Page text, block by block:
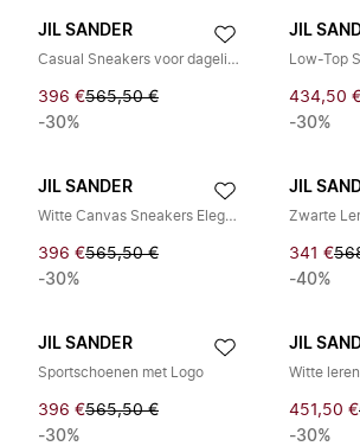
JIL SANDER
Casual Sneakers voor dagelijks gebruik
396 €565,50 €
-30%
JIL
Low-Top
434,50
-30%
JIL SANDER
Witte Canvas Sneakers Elegante Stijl
396 €565,50 €
-30%
JIL
341 €
-40%
JIL SANDER
Sportschoenen met Logo
396 €565,50 €
-30%
JIL
451,50 €
-30%